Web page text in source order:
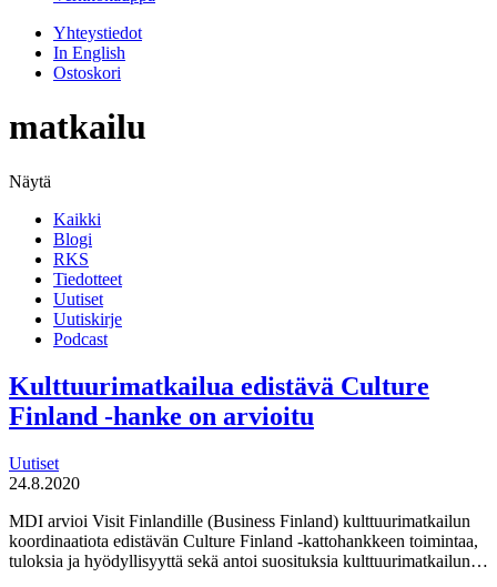
Yhteystiedot
In English
Ostoskori
matkailu
Näytä
Kaikki
Blogi
RKS
Tiedotteet
Uutiset
Uutiskirje
Podcast
Kulttuurimatkailua edistävä Culture
Finland -hanke on arvioitu
Uutiset
24.8.2020
MDI arvioi Visit Finlandille (Business Finland) kulttuurimatkailun
koordinaatiota edistävän Culture Finland -kattohankkeen toimintaa,
tuloksia ja hyödyllisyyttä sekä antoi suosituksia kulttuurimatkailun…